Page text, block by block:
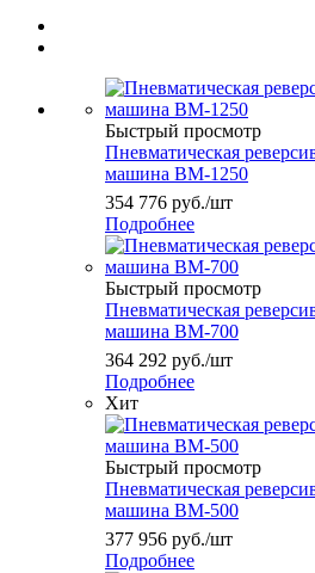
Быстрый просмотр
Пневматическая
машина ВМ-1250
354 776 руб./шт
Подробнее
Быстрый просмотр
Пневматическая
машина ВМ-700
364 292 руб./шт
Подробнее
Хит
Быстрый просмотр
Пневматическая
машина ВМ-500
377 956 руб./шт
Подробнее